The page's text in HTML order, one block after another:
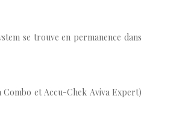
se trouve en permanence dans
Combo et Accu-Chek Aviva Expert)